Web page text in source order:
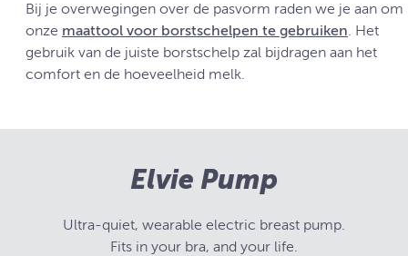
Bij je overwegingen over de pasvorm raden we je aan om
onze maattool voor borstschelpen te gebruiken. Het
gebruik van de juiste borstschelp zal bijdragen aan het
comfort en de hoeveelheid melk.
Elvie Pump
Ultra-quiet, wearable electric breast pump.
Fits in your bra, and your life.